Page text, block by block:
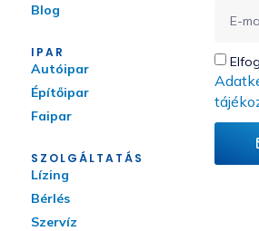
Blog
IPAR
Autóipar
Építőipar
Faipar
SZOLGÁLTATÁS
Lízing
Bérlés
Szervíz